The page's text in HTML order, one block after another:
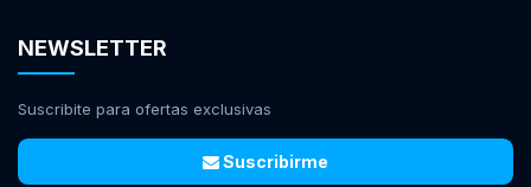
NEWSLETTER
Suscribite para ofertas exclusivas
Suscribirme